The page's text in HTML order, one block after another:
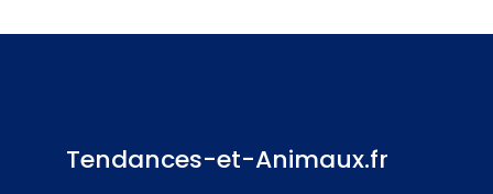
Tendances-et-Animaux.fr